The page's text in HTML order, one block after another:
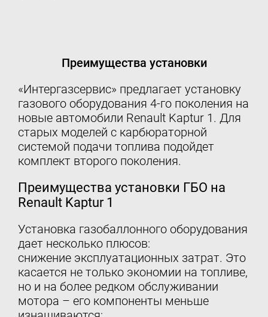
Преимущества установки
«Интергазсервис» предлагает установку
газового оборудования 4-го поколения на
новые автомобили Renault Kaptur 1. Для
старых моделей с карбюраторной
системой подачи топлива подойдет
комплект второго поколения.
Преимущества установки ГБО на
Renault Kaptur 1
Установка газобаллонного оборудования
дает несколько плюсов:
снижение эксплуатационных затрат. Это
касается не только экономии на топливе,
но и на более редком обслуживании
мотора – его компоненты меньше